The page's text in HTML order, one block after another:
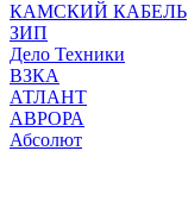
КАМСКИЙ КАБЕЛЬ
ЗИП
Дело Техники
ВЗКА
АТЛАНТ
АВРОРА
Абсолют